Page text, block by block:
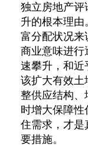
独立房地产
升的根本理
富分配状况
商业意味进
速攀升，和
该扩大有效
整供应结构、
时增大保障
住需求，才
要措施。